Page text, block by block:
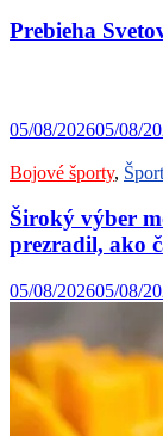
Prebieha
05/08/202605/08/
Bojové športy, Šport
Široký výber
prezradil, ako
05/08/202605/08/